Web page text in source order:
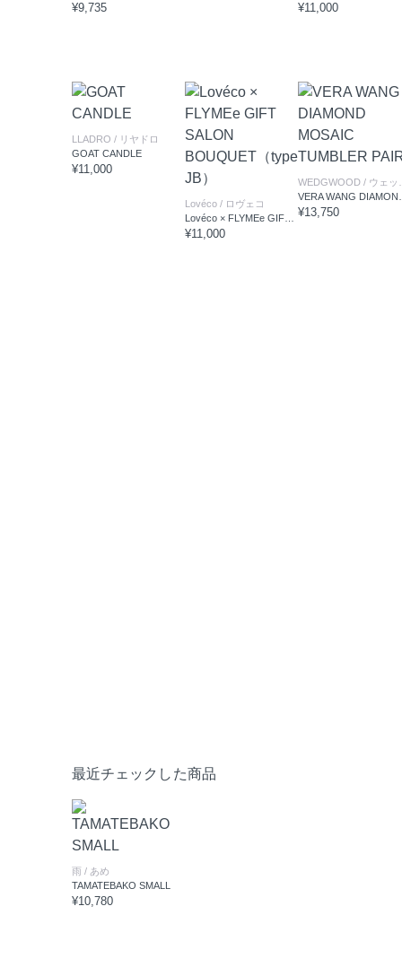
¥9,735 ¥11,000
LLADRO / リヤドロ
GOAT CANDLE
¥11,000
Lovéco / ロヴェコ
¥11,000
WEDGWOOD / ウェッジウッド
¥13,750
最近チェックした商品
雨 / あめ
TAMATEBAKO SMALL
¥10,780